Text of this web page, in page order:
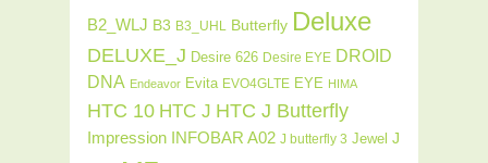
B2_WLJ B3 B3_UHL Butterfly Deluxe
DELUXE_J Desire 626 Desire EYE DROID
DNA Endeavor Evita EVO4GLTE EYE HIMA
HTC 10 HTC J HTC J Butterfly
Impression INFOBAR A02 J butterfly 3 Jewel J